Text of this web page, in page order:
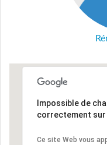
Impossible de
correctement sur
Ce site Web vous